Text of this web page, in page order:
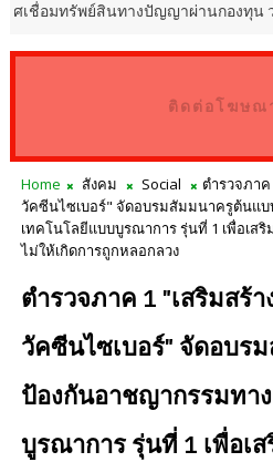
สินทางปัญญาผ่านกองทุน ววน. เพิ่มคุณ
ติดต่อโฆษณ
Home สังคม Social
ตำรวจภา
วัคซีนไซเบอร์" จัดอบรมสัมมนาครูต้นแ
เทคโนโลยีแบบบูรณาการ รุ่นที่ 1 เพื่อเส
ไม่ให้เกิดการถูกหลอกลวง
ตำรวจภาค 1 "เสริมสร้
วัคซีนไซเบอร์" จัดอบร
ป้องกันอาชญากรรมทา
บูรณาการ รุ่นที่ 1 เพื่อเ